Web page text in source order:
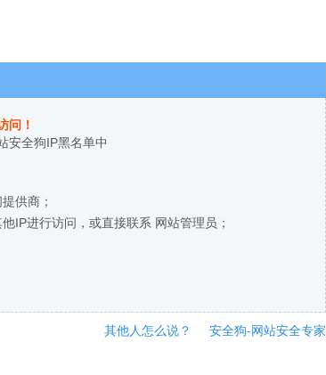
问！
安全狗IP黑名单中
供商；
IP进行访问，或直接联系 网站管理员；
其他人怎么说？ 安全狗-网站安全专家